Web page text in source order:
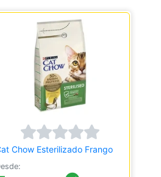
Chow Esterilizado Frango